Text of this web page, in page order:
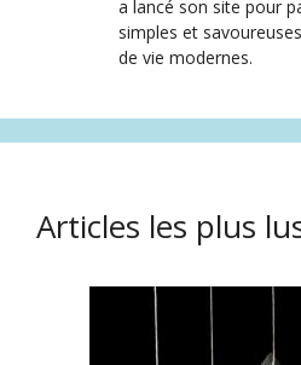
a lancé son site pour
simples et
de vie modernes.
Articles les plus